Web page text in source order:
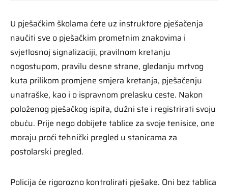
U pješačkim školama ćete uz instruktore pješačenja
naučiti sve o pješačkim prometnim znakovima i
svjetlosnoj signalizaciji, pravilnom kretanju
nogostupom, pravilu desne strane, gledanju mrtvog
kuta prilikom promjene smjera kretanja, pješačenju
unatraške, kao i o ispravnom prelasku ceste. Nakon
položenog pješačkog ispita, dužni ste i registrirati svoju
obuću. Prije nego dobijete tablice za svoje tenisice, one
moraju proći tehnički pregled u stanicama za
postolarski pregled.
Policija će rigorozno kontrolirati pješake. Oni bez tablica